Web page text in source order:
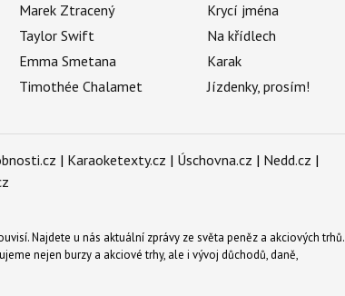
Marek Ztracený
Taylor Swift
Emma Smetana
Timothée Chalamet
Krycí jména
Na křídlech
Karak
Jízdenky, prosím!
| Karaoketexty.cz | Úschovna.cz | Nedd.cz |
Najdete u nás aktuální zprávy ze světa peněz a akciových trhů.
nejen burzy a akciové trhy, ale i vývoj důchodů, daně,